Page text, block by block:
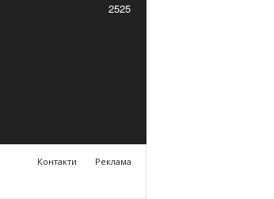
2525
Контакти Реклама